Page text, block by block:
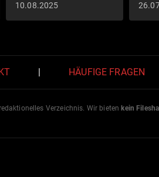
10.08.2025
HÄUFIGE FRAGEN
Verzeichnis. Wir bieten kein